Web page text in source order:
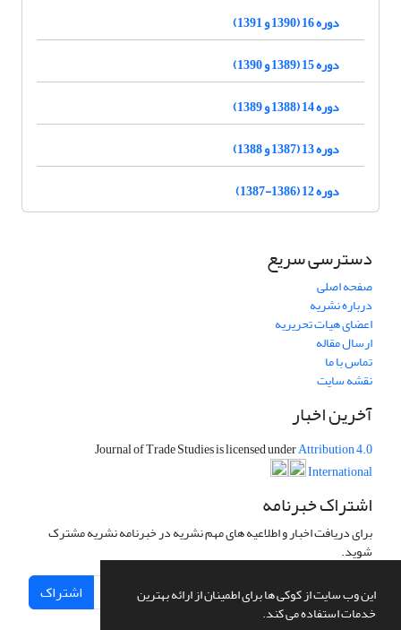
این وب سایت از کوکی ها برای اطمینان از ارائه بهترین
خدمات استفاده می کند.
دوره 16 (1390 و 1391)
دوره 15 (1389 و 1390)
دوره 14 (1388 و 1389)
دوره 13 (1387 و 1388)
دوره 12 (1386-1387)
دسترسی سریع
صفحه اصلی
درباره نشریه
اعضای هیات تحریریه
ارسال مقاله
تماس با ما
نقشه سایت
آخرین اخبار
Journal of Trade Studies is licensed underAttribution 4.0
International
اشتراک خبرنامه
برای دریافت اخبار و اطلاعیه های مهم نشریه در خبرنامه نشریه مشترک
شوید.
اشتراک